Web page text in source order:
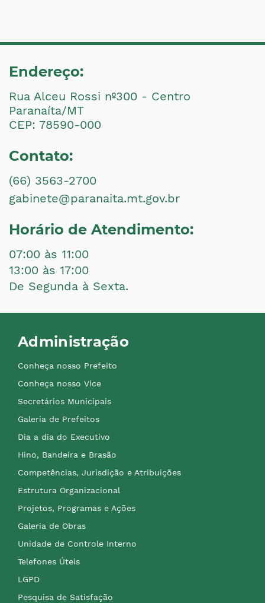
Endereço:
Rua Alceu Rossi nº300 - Centro
Paranaíta/MT
CEP: 78590-000
Contato:
(66) 3563-2700
gabinete@paranaita.mt.gov.br
Horário de Atendimento:
07:00 às 11:00
13:00 às 17:00
De Segunda à Sexta.
Administração
Conheça nosso Prefeito
Conheça nosso Vice
Secretários Municipais
Galeria de Prefeitos
Dia a dia do Executivo
Hino, Bandeira e Brasão
Competências, Jurisdição e Atribuições
Estrutura Organizacional
Projetos, Programas e Ações
Galeria de Obras
Unidade de Controle Interno
Telefones Úteis
LGPD
Pesquisa de Satisfação